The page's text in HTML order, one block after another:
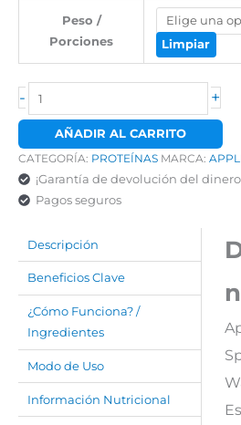
Peso /
Porciones
Limpiar
- +
AÑADIR AL CARRITO
CATEGORÍA: PROTEÍNAS MARCA:
¡Garantía de devolución del
Pagos seguros
Descripción
Beneficios Clave
¿Cómo Funciona? /
Ingredientes
Modo de Uso
Información Nutricional
n